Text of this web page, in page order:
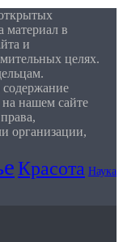
в
и
целях.
содержание
нашем сайте
организации,
Красота Наука